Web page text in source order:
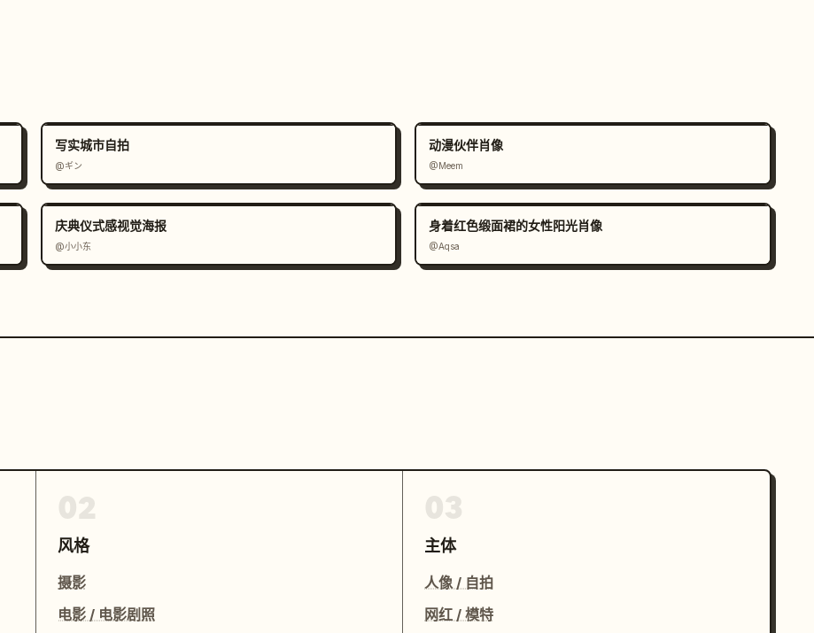
写实城市自拍
@ギン
动漫伙伴肖像
@Meem
庆典仪式感视觉海报
@小小东
身着红色缎面裙的女性阳光肖像
@Aqsa
风格
摄影
电影 / 电影剧照
主体
人像 / 自拍
网红 / 模特